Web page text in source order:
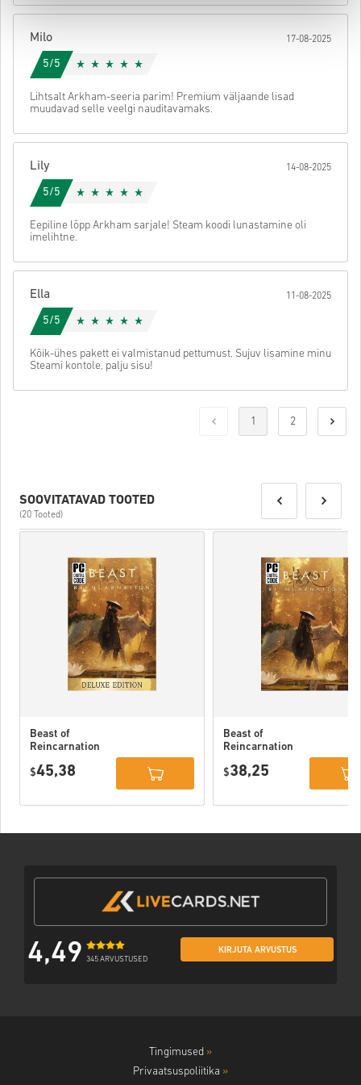
Seejärel saad e-kirja turvalise lingiga, mille kaudu pääsed oma
Milo 17-08-2025
5/5
Lihtsalt Arkham-seeria parim! Premium väljaande lisad
muudavad selle veelgi nauditavamaks.
Lily 14-08-2025
5/5
Eepiline lõpp Arkham sarjale! Steam koodi lunastamine oli
imelihtne.
Ella 11-08-2025
5/5
Kõik-ühes pakett ei valmistanud pettumust. Sujuv lisamine minu
Steami kontole, palju sisu!
1 2
SOOVITATAVAD TOOTED
(20 Tooted)
Beast of
Reincarnation
PC (STEAM)
$45,38
Beast of
Reincarnation
$38,25
4,49 345 ARVUSTUSED
KIRJUTA ARVUSTUS
Tingimused »
Privaatsuspoliitika »